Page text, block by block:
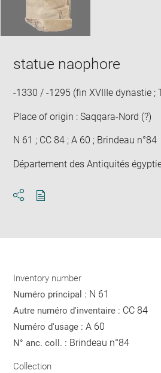
statue naophore
-1330 / -1295 (fin XVIIIe dynastie ;
Place of origin : Saqqara-Nord (?)
N 61 ; CC 84 ; A 60 ; Brindeau n°84
Département des Antiquités
Inventory number
Numéro principal : N 61
Autre numéro d'inventaire : CC 84
Numéro d'usage :A 60
N° anc. coll. : Brindeau n°84
Collection